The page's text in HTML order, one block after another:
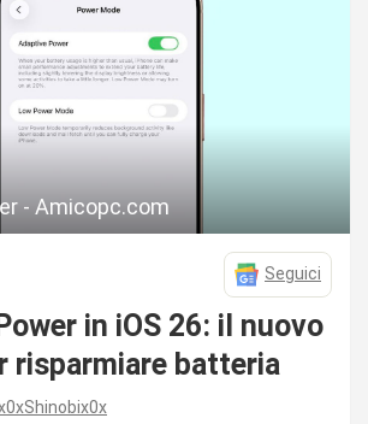
- Amicopc.com
Seguici
in iOS 26: il nuovo
risparmiare batteria